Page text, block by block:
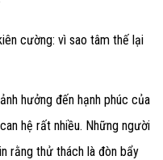
cường: vì sao tâm thế lại
hưởng đến hạnh phúc của
hệ rất nhiều. Những người
rằng thử thách là đòn bẩy